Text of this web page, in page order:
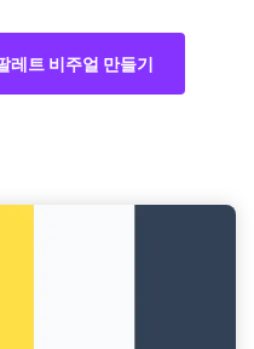
레트 비주얼 만들기